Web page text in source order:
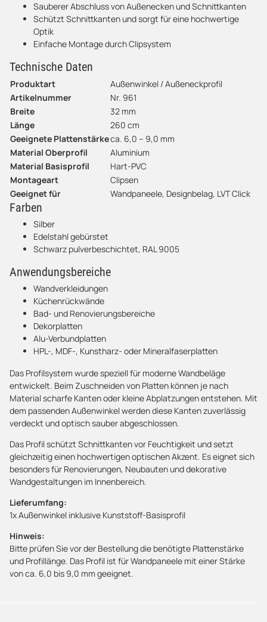
Sauberer Abschluss von Außenecken und Schnittkanten
Schützt Schnittkanten und sorgt für eine hochwertige
Optik
Einfache Montage durch Clipsystem
Technische Daten
Produktart
Außenwinkel / Außeneckprofil
Artikelnummer
Nr. 961
Breite
32 mm
Länge
260 cm
Geeignete Plattenstärkeca. 6,0 – 9,0 mm
Material Oberprofil
Aluminium
Material Basisprofil
Hart-PVC
Montageart
Clipsen
Geeignet für
Wandpaneele, Designbelag, LVT Click
Farben
Silber
Edelstahl gebürstet
Schwarz pulverbeschichtet, RAL 9005
Anwendungsbereiche
Wandverkleidungen
Küchenrückwände
Bad- und Renovierungsbereiche
Dekorplatten
Alu-Verbundplatten
HPL-, MDF-, Kunstharz- oder Mineralfaserplatten
Das Profilsystem wurde speziell für moderne Wandbeläge
entwickelt. Beim Zuschneiden von Platten können je nach
Material scharfe Kanten oder kleine Abplatzungen entstehen. Mit
dem passenden Außenwinkel werden diese Kanten zuverlässig
verdeckt und optisch sauber abgeschlossen.
Das Profil schützt Schnittkanten vor Feuchtigkeit und setzt
gleichzeitig einen hochwertigen optischen Akzent. Es eignet sich
besonders für Renovierungen, Neubauten und dekorative
Wandgestaltungen im Innenbereich.
Lieferumfang:
1x Außenwinkel inklusive Kunststoff-Basisprofil
Hinweis:
Bitte prüfen Sie vor der Bestellung die benötigte Plattenstärke
und Profillänge. Das Profil ist für Wandpaneele mit einer Stärke
von ca. 6,0 bis 9,0 mm geeignet.